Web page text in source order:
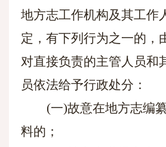
地方志工作机构及其工作
定，有下列行为之一的，
对直接负责的主管人员和
员依法给予行政处分：
(一)故意在地方志编
料的；